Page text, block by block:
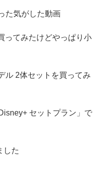
た気がした動画
ってみたけどやっぱり小
ル 2体セットを買ってみ
セットプラン」で
した